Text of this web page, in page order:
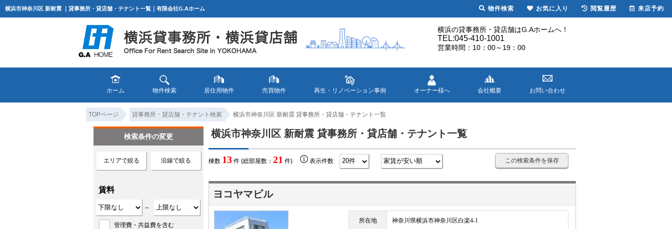
横浜市神奈川区 新耐震 ｜貸事務所・貸店舗・テナント一覧｜有限会社G.Aホーム
横浜の貸事務所・貸店舗はG.Aホームへ！
TEL:045-410-1001
営業時間：10：00～19：00
ホーム 物件検索 居住用物件 売買物件 再生・リノベーション事例 オーナー様へ 会社概要 お問い合わせ
TOPページ 貸事務所・貸店舗・テナント検索 横浜市神奈川区 新耐震 貸事務所・貸店舗・テナント一覧
横浜市神奈川区 新耐震 貸事務所・貸店舗・テナント一覧
棟数 13 件 (総部屋数： 21 件) 表示件数 この検索条件を保存
ヨコヤマビル
所在地 神奈川県横浜市神奈川区白楽4-1
検索条件の変更
エリアで絞る 沿線で絞る
賃料
～
管理費・共益費を含む
物件検索 お気に入り 閲覧履歴 来店予約